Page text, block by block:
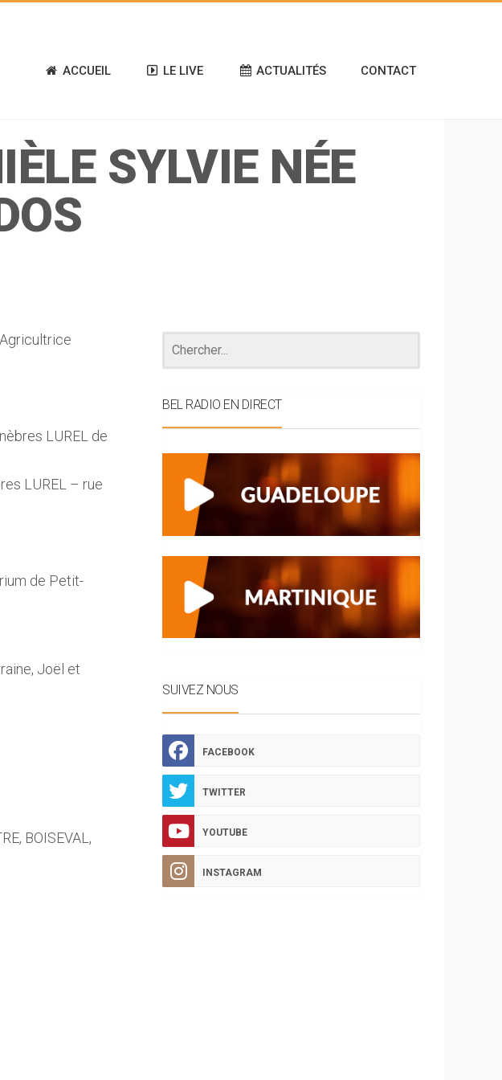
ACCUEIL LE LIVE ACTUALITÉS CONTACT
SYLVIE NÉE
LUREL de
LUREL – rue
de Petit-
Joël et
BOISEVAL,
BEL RADIO EN DIRECT
SUIVEZ NOUS
FACEBOOK
TWITTER
YOUTUBE
INSTAGRAM